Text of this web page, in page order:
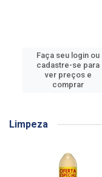
Faça seu login ou
cadastre-se para
ver preços e
comprar
Limpeza